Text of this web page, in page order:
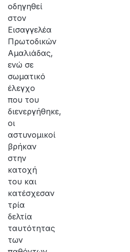
οδηγηθεί
στον
Εισαγγελέα
Πρωτοδικών
Αμαλιάδας,
ενώ σε
σωματικό
έλεγχο
που του
διενεργήθηκε,
οι
αστυνομικοί
βρήκαν
στην
κατοχή
του και
κατέσχεσαν
τρία
δελτία
ταυτότητας
των